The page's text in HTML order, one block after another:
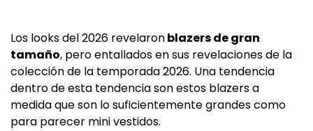
Los looks del 2026 revelaronblazers de gran
tamaño, pero entallados en sus revelaciones de la
colección de la temporada 2026. Una tendencia
dentro de esta tendencia son estos blazers a
medida que son lo suficientemente grandes como
para parecer mini vestidos.